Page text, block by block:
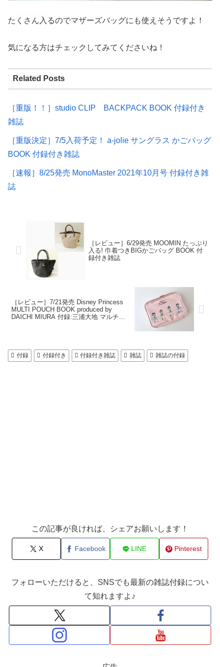
たくさん入るのでマザーズバッグにも使えそうですよ！
気になる方はチェックしてみてくださいね！
Related Posts
［重版！！］studio CLIP BACKPACK BOOK 付録付き
雑誌
［重版決定］7/5入荷予定！ a-jolie サングラス かごバッグ
BOOK 付録付き雑誌
［速報］8/25発売 MonoMaster 2021年10月号 付録付き雑
誌
［レビュー］6/29発売 MOOMIN たっぷり
入る! 巾着つきBIGかごバッグ BOOK 付
録付き雑誌
［レビュー］7/21発売 Disney Princess
MULTI POUCH BOOK produced by
DAICHI MIURA 付録:三浦大地 マルチポー
付録 付録付き 付録付き雑誌 雑誌 雑誌の付録
この記事が良ければ、シェアお願いします！
X Facebook LINE Pinterest
フォローいただけると、SNSでも最新の雑誌付録につい
て知れますよ♪